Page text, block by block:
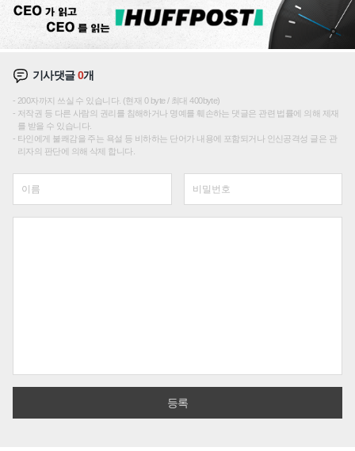
기사댓글0개
200자까지 쓰실 수 있습니다. (현재 0 byte / 최대 400byte)
저작권 등 다른 사람의 권리를 침해하거나 명예를 훼손하는 댓글은 관련 법률에 의해 제재
를 받을 수 있습니다.
타인에게 불쾌감을 주는 욕설 등 비하하는 단어가 내용에 포함되거나 인신공격성 글은 관
리자의 판단에 의해 삭제 합니다.